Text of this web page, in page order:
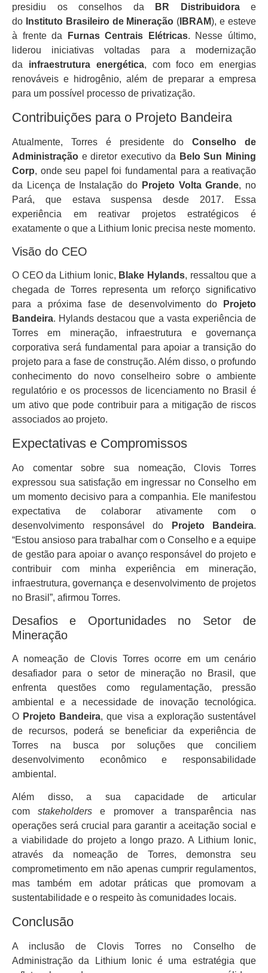
presidiu os conselhos da
BR Distribuidorae
do Instituto Brasileiro de Mineração ( IBRAM), e esteve
à frente da
Furnas Centrais Elétricas. Nesse último,
liderou iniciativas voltadas para a modernização
da infraestrutura energética, com foco em energias
renováveis e hidrogênio, além de preparar a empresa
para um possível processo de privatização.
Contribuições para o Projeto Bandeira
Atualmente, Torres é presidente do Conselho de
Administração e diretor executivo da Belo Sun Mining
Corp, onde seu papel foi fundamental para a reativação
da Licença de Instalação do Projeto Volta Grande, no
Pará, que estava suspensa desde 2017. Essa
experiência em reativar projetos estratégicos é
exatamente o que a Lithium Ionic precisa neste momento.
Visão do CEO
O CEO da Lithium Ionic, Blake Hylands, ressaltou que a
chegada de Torres representa um reforço significativo
para a próxima fase de desenvolvimento do
Projeto
Bandeira. Hylands destacou que a vasta experiência de
Torres em mineração, infraestrutura e governança
corporativa será fundamental para apoiar a transição do
projeto para a fase de construção. Além disso, o profundo
conhecimento do novo conselheiro sobre o ambiente
regulatório e os processos de licenciamento no Brasil é
um ativo que pode contribuir para a mitigação de riscos
associados ao projeto.
Expectativas e Compromissos
Ao comentar sobre sua nomeação, Clovis Torres
expressou sua satisfação em ingressar no Conselho em
um momento decisivo para a companhia. Ele manifestou
expectativa de colaborar ativamente com o
desenvolvimento responsável do
Projeto Bandeira.
“Estou ansioso para trabalhar com o Conselho e a equipe
de gestão para apoiar o avanço responsável do projeto e
contribuir com minha experiência em mineração,
infraestrutura, governança e desenvolvimento de projetos
no Brasil”, afirmou Torres.
Desafios e Oportunidades no Setor de
Mineração
A nomeação de Clovis Torres ocorre em um cenário
desafiador para o setor de mineração no Brasil, que
enfrenta questões como regulamentação, pressão
ambiental e a necessidade de inovação tecnológica.
O Projeto Bandeira, que visa a exploração sustentável
de recursos, poderá se beneficiar da experiência de
Torres na busca por soluções que conciliem
desenvolvimento econômico e responsabilidade
ambiental.
Além disso, a sua capacidade de articular
comstakeholders e promover a transparência nas
operações será crucial para garantir a aceitação social e
a viabilidade do projeto a longo prazo. A Lithium Ionic,
através da nomeação de Torres, demonstra seu
comprometimento em não apenas cumprir regulamentos,
mas também em adotar práticas que promovam a
sustentabilidade e o respeito às comunidades locais.
Conclusão
A inclusão de Clovis Torres no Conselho de
Administração da Lithium Ionic é uma estratégia que